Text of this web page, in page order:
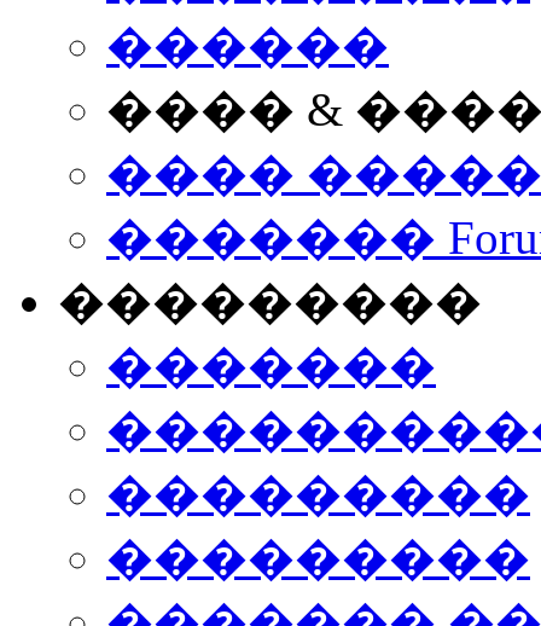
������
���� &
����
�������
���������
�������
���������
���������